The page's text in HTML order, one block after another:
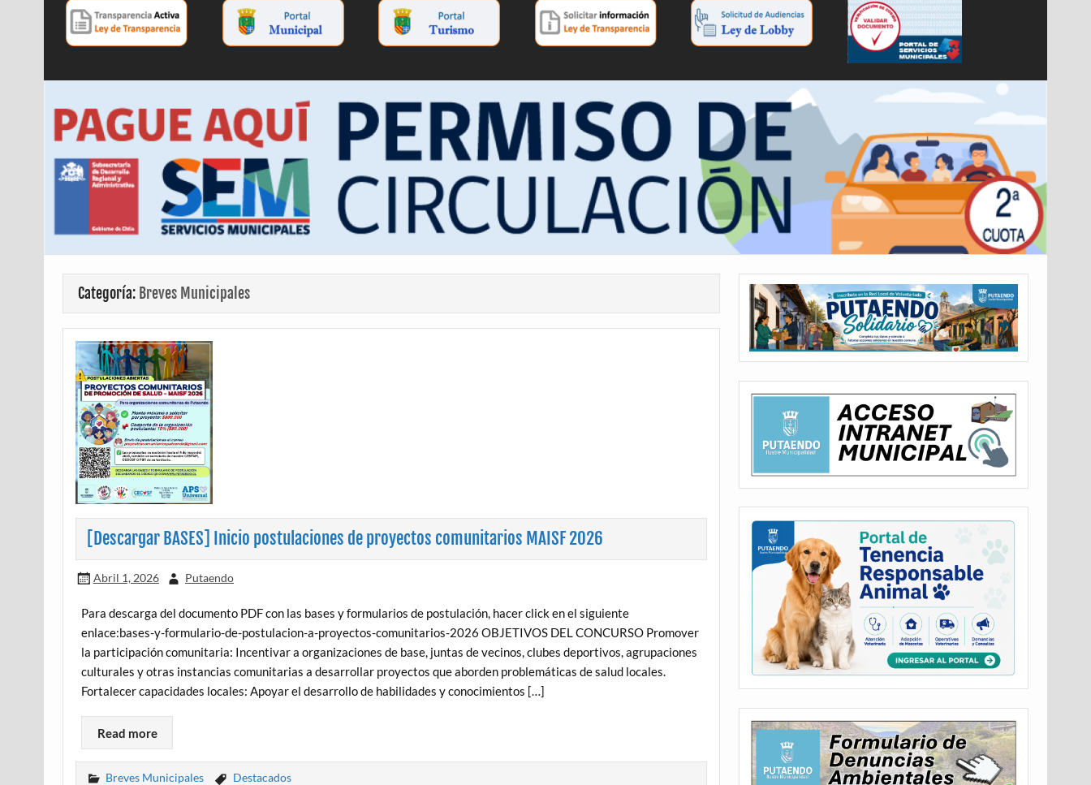
Categoría: Breves Municipales
[Descargar BASES] Inicio postulaciones de proyectos comunitarios MAISF 2026
Abril 1, 2026 Putaendo
Para descarga del documento PDF con las bases y formularios de postulación, hacer click en el siguiente
enlace:bases-y-formulario-de-postulacion-a-proyectos-comunitarios-2026 OBJETIVOS DEL CONCURSO Promover
la participación comunitaria: Incentivar a organizaciones de base, juntas de vecinos, clubes deportivos, agrupaciones
culturales y otras instancias comunitarias a desarrollar proyectos que aborden problemáticas de salud locales.
Fortalecer capacidades locales: Apoyar el desarrollo de habilidades y conocimientos […]
Read more
Breves Municipales Destacados